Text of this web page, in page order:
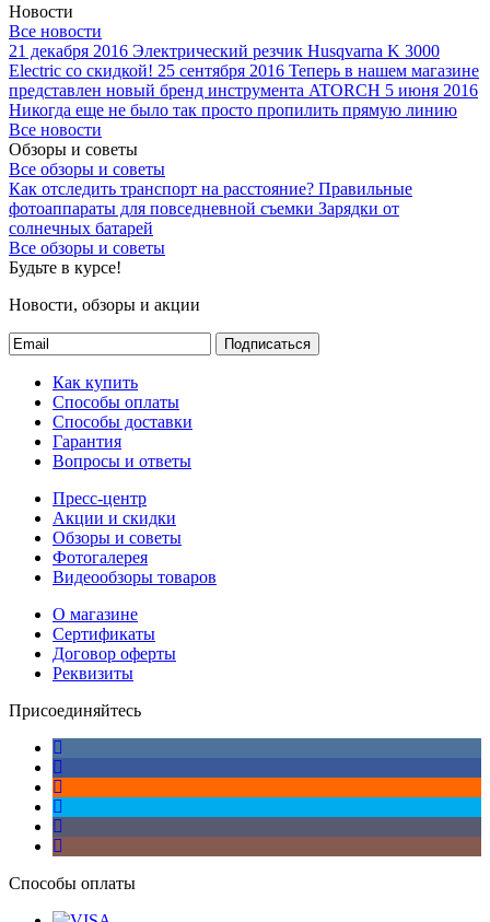
Новости
Все новости
21 декабря 2016 Электрический резчик Husqvarna K 3000
Electric со скидкой! 25 сентября 2016 Теперь в нашем магазине
представлен новый бренд инструмента ATORCH 5 июня 2016
Никогда еще не было так просто пропилить прямую линию
Все новости
Обзоры и советы
Все обзоры и советы
Как отследить транспорт на расстояние? Правильные
фотоаппараты для повседневной съемки Зарядки от
солнечных батарей
Все обзоры и советы
Будьте в курсе!
Новости, обзоры и акции
Подписаться
Как купить
Способы оплаты
Способы доставки
Гарантия
Вопросы и ответы
Пресс-центр
Акции и скидки
Обзоры и советы
Фотогалерея
Видеообзоры товаров
О магазине
Сертификаты
Договор оферты
Реквизиты
Присоединяйтесь
Способы оплаты